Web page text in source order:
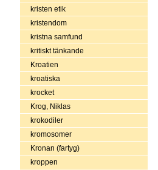
kristen etik
kristendom
kristna samfund
kritiskt tänkande
Kroatien
kroatiska
krocket
Krog, Niklas
krokodiler
kromosomer
Kronan (fartyg)
kroppen